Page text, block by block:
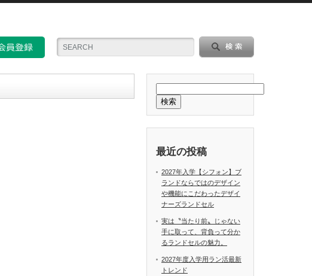
検索
最近の投稿
2027年入学【シフォン】ブ
ランドならではのデザイン
や機能にこだわったデザイ
ナーズランドセル
実は〝当たり前〟じゃない
手に取って、背負って分か
るランドセルの魅力。
2027年度入学用ラン活最新
トレンド